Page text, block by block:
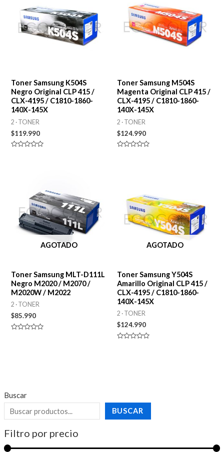
Buscar
BUSCAR
Filtro por precio
Toner Samsung K504S
Negro Original CLP 415 /
CLX-4195 / C1810-1860-
140X-145X
2 · TONER
$119.990
Toner Samsung M504S
Magenta Original CLP 415 /
CLX-4195 / C1810-1860-
140X-145X
2 · TONER
$124.990
AGOTADO
Toner Samsung MLT-D111L
Negro M2020 / M2070 /
M2020W / M2022
2 · TONER
$85.990
AGOTADO
Toner Samsung Y504S
Amarillo Original CLP 415 /
CLX-4195 / C1810-1860-
140X-145X
2 · TONER
$124.990